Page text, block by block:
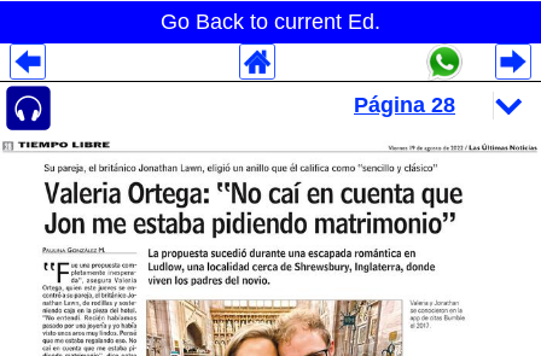
Go Back to current Ed.
Despliegues Analytics
Despliegues Totales
Despliegues por Rubros